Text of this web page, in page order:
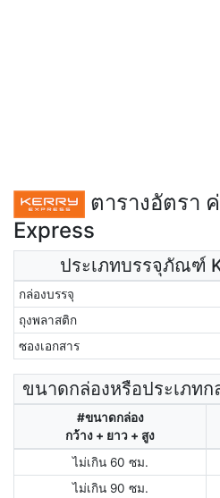
ตารางอัตรา
Express
ประเภทบรรจุภัณฑ์
กล่องบรรจุ
ถุงพลาสติก
ซองเอกสาร
ขนาดกล่องหรือประเภทก
#ขนาดกล่อง
กว้าง + ยาว + สูง
ไม่เกิน 60 ซม.
ไม่เกิน 90 ซม.